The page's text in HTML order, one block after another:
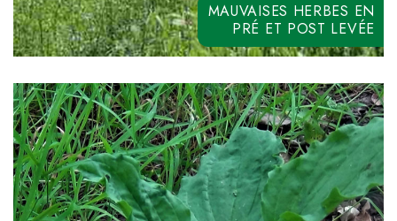
MAUVAISES HERBES EN
PRÉ ET POST LEVÉE